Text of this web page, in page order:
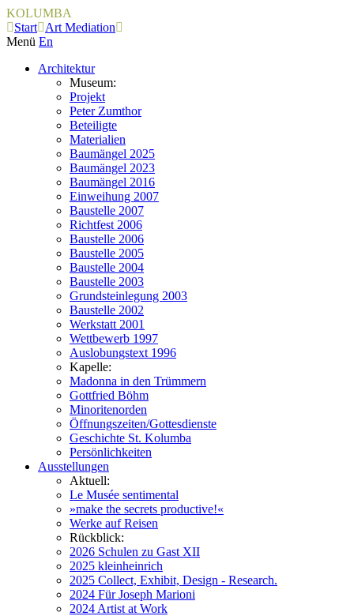
KOLUMBA
Start
Art Mediation
Menü En
Architektur
Museum:
Projekt
Peter Zumthor
Beteiligte
Materialien
Baumängel 2025
Baumängel 2023
Baumängel 2016
Einweihung 2007
Baustelle 2007
Richtfest 2006
Baustelle 2006
Baustelle 2005
Baustelle 2004
Baustelle 2003
Grundsteinlegung 2003
Baustelle 2002
Werkstatt 2001
Wettbewerb 1997
Auslobungstext 1996
Kapelle:
Madonna in den Trümmern
Gottfried Böhm
Minoritenorden
Öffnungszeiten/Gottesdienste
Geschichte St. Kolumba
Persönlichkeiten
Ausstellungen
Aktuell:
Le Musée sentimental
»make the secrets productive!«
Werke auf Reisen
Rückblick:
2026 Schulen zu Gast XII
2025 kleinheinrich
2025 Collect, Exhibit, Design - Research.
2024 Für Joseph Marioni
2024 Artist at Work